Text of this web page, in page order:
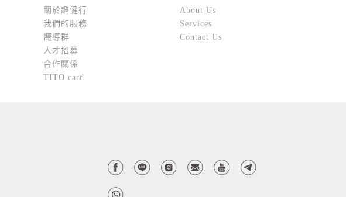
頁，除非您願意告知您的個人資料，否則本網站不會也無法將此
人的資料。對於您主動提供的個人資訊，這些廣告廠商、或連結
任何連帶責任。
該資料或電子郵件上註明是由本公司發送，也會在該資料或電子
需查閱他人資料時，請務必向警政單位提出告訴，我們將全力
提供給任何人。並在您使用完本公司相關企業伙伴網站所提供的
關於趣健行
我們的服務
嚮導群
人才招募
合作關係
TITO card
About Us
Services
Contact Us